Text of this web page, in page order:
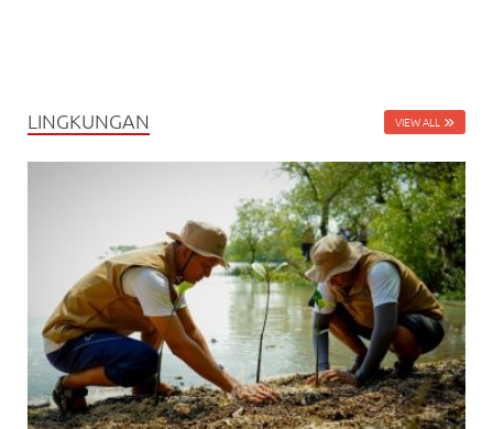
LINGKUNGAN VIEW ALL